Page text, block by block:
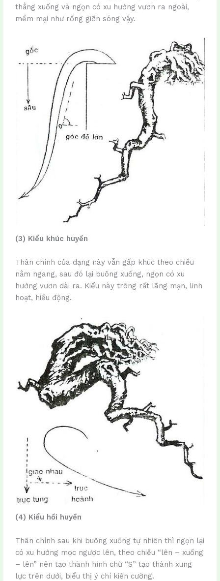
thẳng xuống và ngọn có xu hướng vươn ra ngoài,
mềm mại như rồng giỡn sóng vậy.
(3) Kiểu khúc huyền
Thân chính của dạng này vẫn gấp khúc theo chiều
nằm ngang, sau đó lại buông xuống, ngọn có xu
hướng vươn dài ra. Kiểu này trông rất lãng mạn, linh
hoạt, hiếu động.
(4) Kiểu hồi huyền
Thân chính sau khi buông xuống tự nhiên thì ngọn lại
có xu hướng mọc ngược lên, theo chiều “lên – xuống
– lên” nên tạo thành hình chữ “S” tạo thành xung
lực trên dưới, biểu thị ý chí kiên cường.